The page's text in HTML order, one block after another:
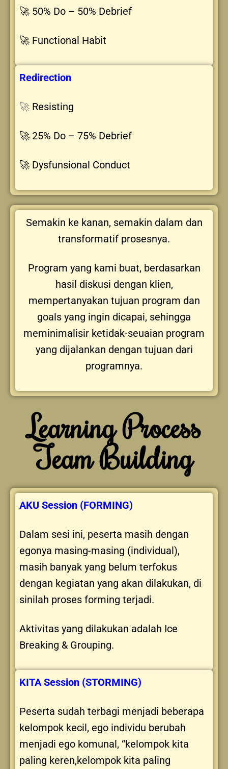
🚀 50% Do – 50% Debrief
🚀 Functional Habit
Redirection
🚀 Resisting
🚀 25% Do – 75% Debrief
🚀 Dysfunsional Conduct
Semakin ke kanan, semakin dalam dan
transformatif prosesnya.
Program yang kami buat, berdasarkan
hasil diskusi dengan klien,
mempertanyakan tujuan program dan
goals yang ingin dicapai, sehingga
meminimalisir ketidak-seuaian program
yang dijalankan dengan tujuan dari
programnya.
Learning Process
Team Building
AKU Session (FORMING)
Dalam sesi ini, peserta masih dengan
egonya masing-masing (individual),
masih banyak yang belum terfokus
dengan kegiatan yang akan dilakukan, di
sinilah proses forming terjadi.
Aktivitas yang dilakukan adalah Ice
Breaking & Grouping.
KITA Session (STORMING)
Peserta sudah terbagi menjadi beberapa
kelompok kecil, ego individu berubah
menjadi ego komunal, “kelompok kita
paling keren,kelompok kita paling